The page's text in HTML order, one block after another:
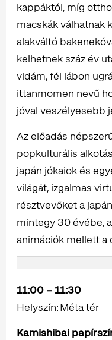
kappáktól, míg
macskák válhatnak
alakváltó
kelhetnek száz év
vidám, fél lábon
ittanmomen nevű
jóval veszélyesebb
Az előadás
popkulturális
japán jókaiok és
világát, izgalmas
résztvevőket a
mintegy 30 évébe,
animációk mellett a
11:00 – 11:30
Helyszín: Méta tér
Kamishibai